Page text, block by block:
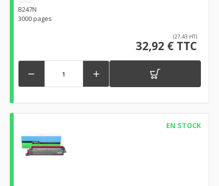
B247N
3000 pages
(27,43 HT)
32,92 € TTC
 
EN STOCK